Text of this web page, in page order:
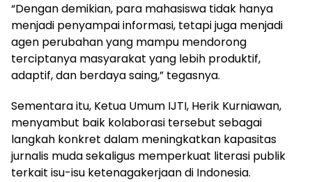
“Dengan demikian, para mahasiswa tidak hanya
menjadi penyampai informasi, tetapi juga menjadi
agen perubahan yang mampu mendorong
terciptanya masyarakat yang lebih produktif,
adaptif, dan berdaya saing,” tegasnya.
Sementara itu, Ketua Umum IJTI, Herik Kurniawan,
menyambut baik kolaborasi tersebut sebagai
langkah konkret dalam meningkatkan kapasitas
jurnalis muda sekaligus memperkuat literasi publik
terkait isu-isu ketenagakerjaan di Indonesia.